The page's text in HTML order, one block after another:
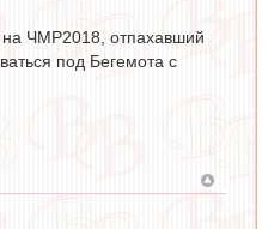
на ЧМР2018, отпахавший
под Бегемота с